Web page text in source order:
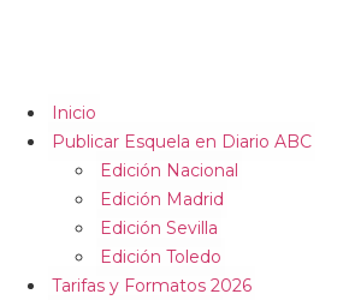
Inicio
Publicar Esquela en Diario ABC
Edición Nacional
Edición Madrid
Edición Sevilla
Edición Toledo
Tarifas y Formatos 2026